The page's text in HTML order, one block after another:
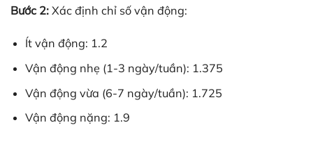
Bước 2: Xác định chỉ số vận động:
Ít vận động: 1.2
Vận động nhẹ (1-3 ngày/tuần): 1.375
Vận động vừa (6-7 ngày/tuần): 1.725
Vận động nặng: 1.9